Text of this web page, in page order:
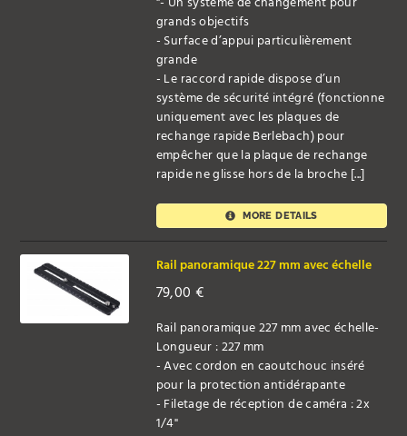
grands objectifs
- Surface d’appui particulièrement
grande
- Le raccord rapide dispose d’un
système de sécurité intégré (fonctionne
uniquement avec les plaques de
rechange rapide Berlebach) pour
empêcher que la plaque de rechange
rapide ne glisse hors de la broche [...]
MORE DETAILS
Rail panoramique 227 mm avec échelle
79,00 €
Rail panoramique 227 mm avec échelle-
Longueur : 227 mm
- Avec cordon en caoutchouc inséré
pour la protection antidérapante
- Filetage de réception de caméra : 2x
1/4"